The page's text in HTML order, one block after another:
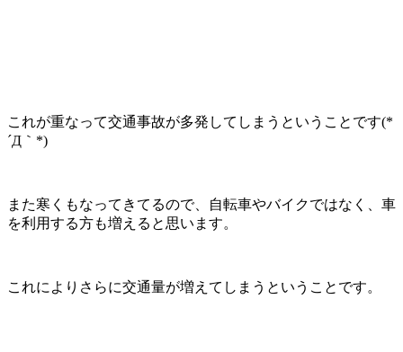
これが重なって交通事故が多発してしまうということです(*
´Д ｀ *)
また寒くもなってきてるので、自転車やバイクではなく、車
を利用する方も増えると思います。
これによりさらに交通量が増えてしまうということです。